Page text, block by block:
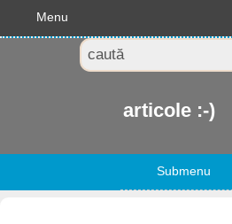
Menu
articole :-)
Submenu